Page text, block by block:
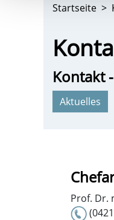
Startseite
Kontakt
Aktuelles
Prof. Dr.